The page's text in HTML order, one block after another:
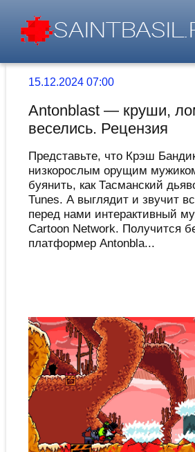
15.12.2024 07:00
Antonblast — круши,
веселись. Рецензия
Представьте, что Крэш
низкорослым орущим
буянить, как Тасманский
Tunes. А выглядит и звучит
перед нами интерактивный
Cartoon Network. Получится
платформер Antonbla...